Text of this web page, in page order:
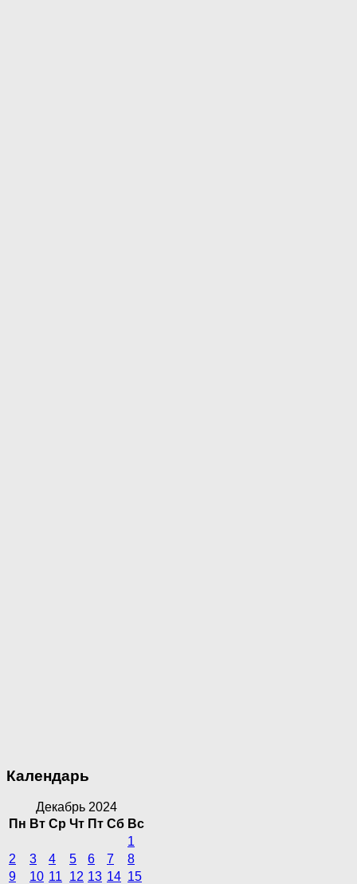
Календарь
Декабрь 2024
Пн Вт Ср Чт Пт Сб Вс
1
2
3 4 5 6 7
8
9
10 11 12 13 14 15